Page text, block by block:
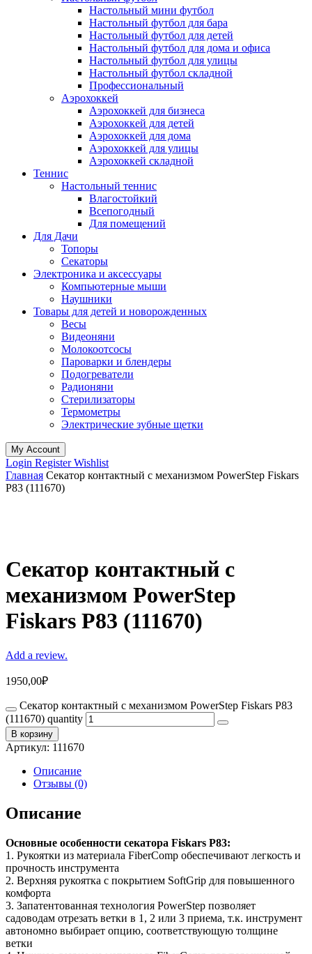
Настольный мини футбол
Настольный футбол для бара
Настольный футбол для детей
Настольный футбол для дома и офиса
Настольный футбол для улицы
Настольный футбол складной
Профессиональный
Аэрохоккей
Аэрохоккей для бизнеса
Аэрохоккей для детей
Аэрохоккей для дома
Аэрохоккей для улицы
Аэрохоккей складной
Теннис
Настольный теннис
Влагостойкий
Всепогодный
Для помещений
Для Дачи
Топоры
Секаторы
Электроника и аксессуары
Компьютерные мыши
Наушники
Товары для детей и новорожденных
Весы
Видеоняни
Молокоотсосы
Пароварки и блендеры
Подогреватели
Радионяни
Стерилизаторы
Термометры
Электрические зубные щетки
My Account
Login RegisterWishlist
Главная Секатор контактный с механизмом PowerStep Fiskars
P83 (111670)
Секатор контактный с
механизмом PowerStep
Fiskars P83 (111670)
Add a review.
1950,00₽
Секатор контактный с механизмом PowerStep Fiskars P83
(111670) quantity
В корзину
Артикул: 111670
Описание
Отзывы (0)
Описание
Основные особенности секатора Fiskars P83:
1. Рукоятки из материала FiberComp обеспечивают легкость и
прочность инструмента
2. Верхняя рукоятка с покрытием SoftGrip для повышенного
комфорта
3. Запатентованная технология PowerStep позволяет
садоводам отрезать ветки в 1, 2 или 3 приема, т.к. инструмент
автономно выбирает опцию, соответствующую толщине
ветки